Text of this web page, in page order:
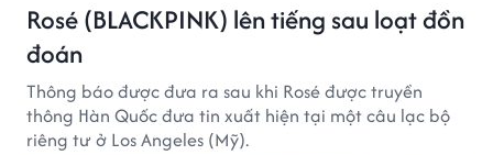
Rosé (BLACKPINK) lên tiếng sau loạt đồn
đoán
Thông báo được đưa ra sau khi Rosé được truyền
thông Hàn Quốc đưa tin xuất hiện tại một câu lạc bộ
riêng tư ở Los Angeles (Mỹ).